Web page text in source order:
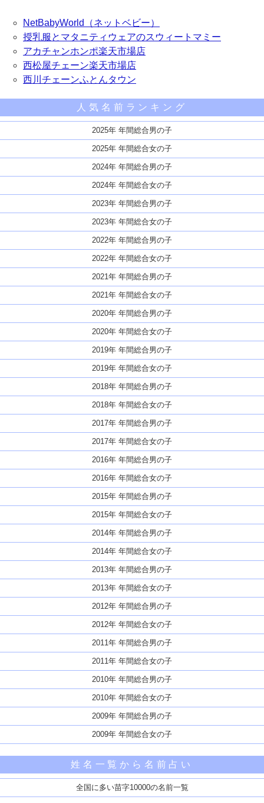
NetBabyWorld（ネットベビー）
授乳服とマタニティウェアのスウィートマミー
アカチャンホンポ楽天市場店
西松屋チェーン楽天市場店
西川チェーンふとんタウン
人気名前ランキング
2025年 年間総合男の子
2025年 年間総合女の子
2024年 年間総合男の子
2024年 年間総合女の子
2023年 年間総合男の子
2023年 年間総合女の子
2022年 年間総合男の子
2022年 年間総合女の子
2021年 年間総合男の子
2021年 年間総合女の子
2020年 年間総合男の子
2020年 年間総合女の子
2019年 年間総合男の子
2019年 年間総合女の子
2018年 年間総合男の子
2018年 年間総合女の子
2017年 年間総合男の子
2017年 年間総合女の子
2016年 年間総合男の子
2016年 年間総合女の子
2015年 年間総合男の子
2015年 年間総合女の子
2014年 年間総合男の子
2014年 年間総合女の子
2013年 年間総合男の子
2013年 年間総合女の子
2012年 年間総合男の子
2012年 年間総合女の子
2011年 年間総合男の子
2011年 年間総合女の子
2010年 年間総合男の子
2010年 年間総合女の子
2009年 年間総合男の子
2009年 年間総合女の子
姓名一覧から名前占い
全国に多い苗字10000の名前一覧